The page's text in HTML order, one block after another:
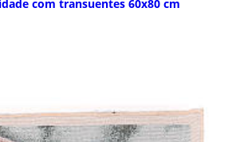
com transuentes 60x80 cm